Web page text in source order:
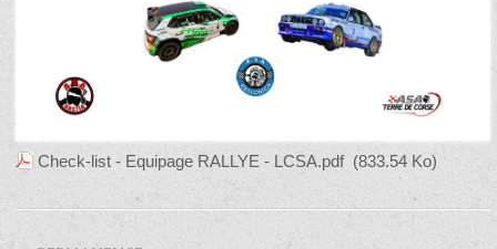
Check-list - Equipage RALLYE - LCSA.pdf (833.54 Ko)